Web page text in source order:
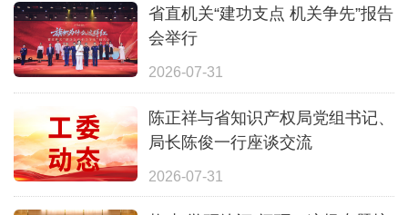
省直机关“建功支点 机关争先”报告
会举行
2026-07-31
陈正祥与省知识产权局党组书记、
局长陈俊一行座谈交流
2026-07-31